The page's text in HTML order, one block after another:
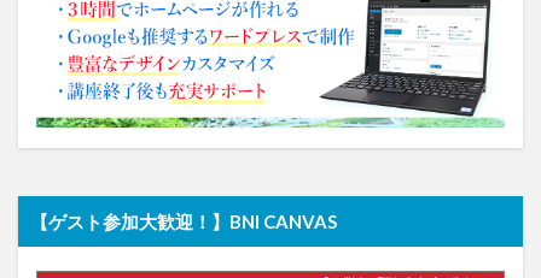
【ゲスト参加大歓迎！】BNI CANVAS